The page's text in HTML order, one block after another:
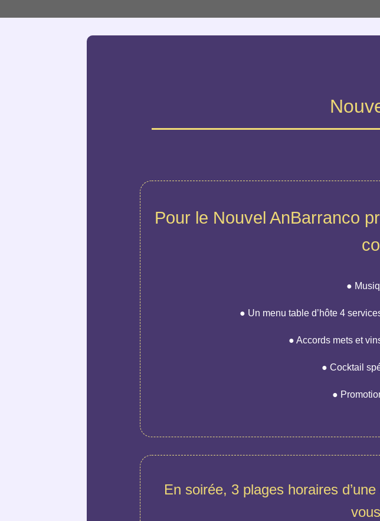
Pour le Nouvel AnBarranco
●
● Un menu table d’hôte 4
● Accords mets et
● Cocktail
●
En soirée, 3 plages horaires